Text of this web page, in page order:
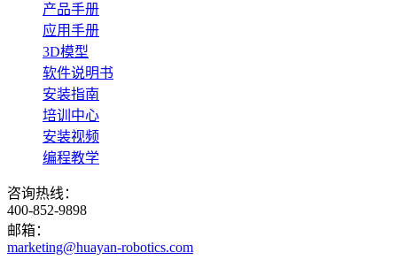
产品手册
应用手册
3D模型
软件说明书
安装指南
培训中心
安装视频
编程教学
咨询热线：
400-852-9898
邮箱：
marketing@huayan-robotics.com